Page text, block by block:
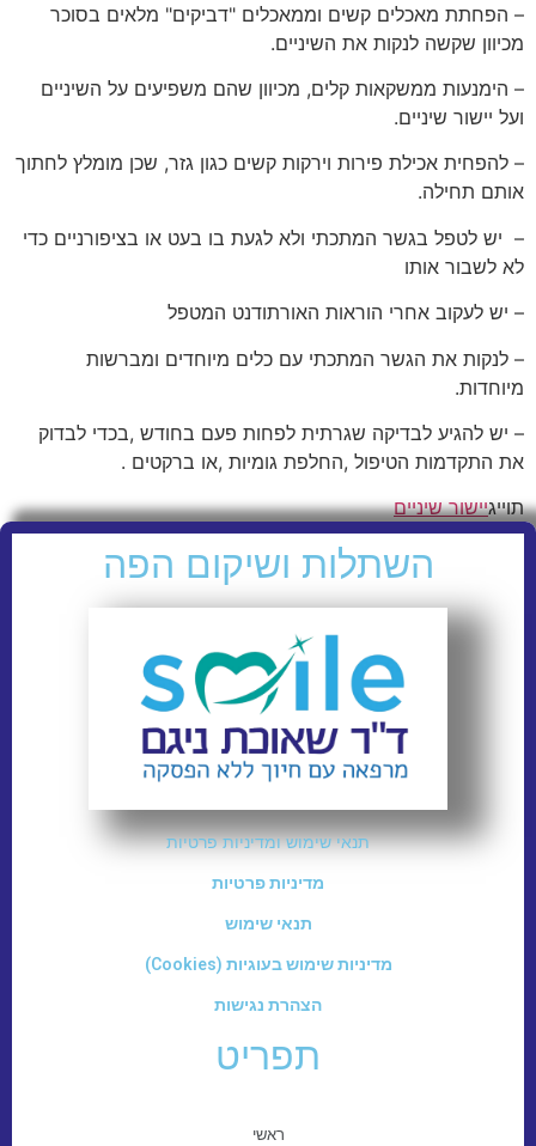
– הפחתת מאכלים קשים וממאכלים "דביקים" מלאים בסוכר
מכיוון שקשה לנקות את השיניים.
– הימנעות ממשקאות קלים, מכיוון שהם משפיעים על השיניים
ועל יישור שיניים.
– להפחית אכילת פירות וירקות קשים כגון גזר, שכן מומלץ לחתוך
אותם תחילה.
– יש לטפל בגשר המתכתי ולא לגעת בו בעט או בציפורניים כדי
לא לשבור אותו
– יש לעקוב אחרי הוראות האורתודנט המטפל
– לנקות את הגשר המתכתי עם כלים מיוחדים ומברשות
מיוחדות.
– יש להגיע לבדיקה שגרתית לפחות פעם בחודש ,בכדי לבדוק
את התקדמות הטיפול ,החלפת גומיות ,או ברקטים .
תוייגיישור שיניים
השתלות ושיקום הפה
תנאי שימוש ומדיניות פרטיות
מדיניות פרטיות
תנאי שימוש
מדיניות שימוש בעוגיות (Cookies)
הצהרת נגישות
תפריט
ראשי